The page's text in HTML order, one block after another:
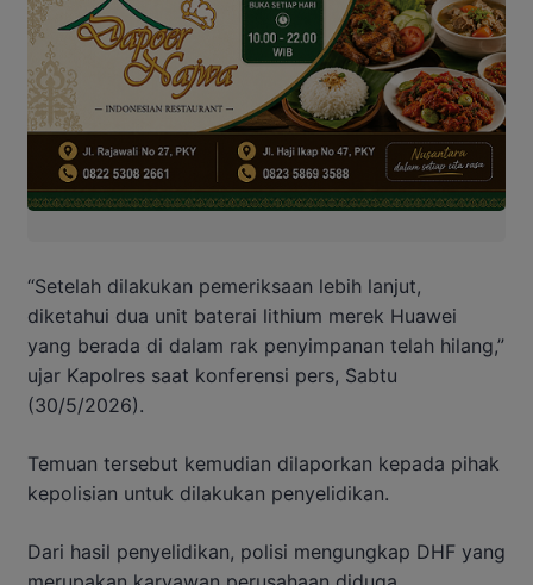
“Setelah dilakukan pemeriksaan lebih lanjut,
diketahui dua unit baterai lithium merek Huawei
yang berada di dalam rak penyimpanan telah hilang,”
ujar Kapolres saat konferensi pers, Sabtu
(30/5/2026).
Temuan tersebut kemudian dilaporkan kepada pihak
kepolisian untuk dilakukan penyelidikan.
Dari hasil penyelidikan, polisi mengungkap DHF yang